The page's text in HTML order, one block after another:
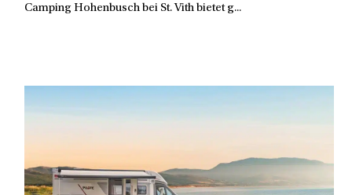
Camping Hohenbusch bei St. Vith bietet g...